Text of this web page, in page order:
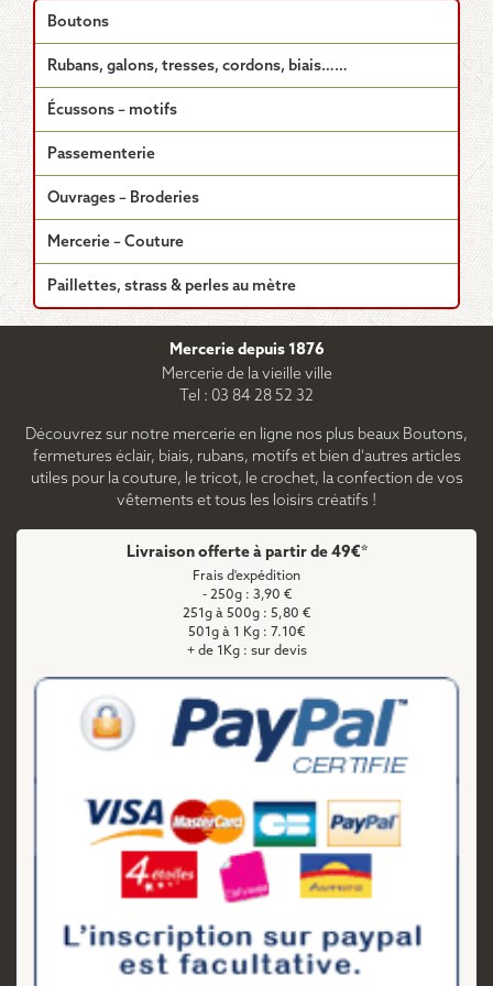
Boutons
Rubans, galons, tresses, cordons, biais……
Écussons – motifs
Passementerie
Ouvrages – Broderies
Mercerie – Couture
Paillettes, strass & perles au mètre
Mercerie depuis 1876
Mercerie de la vieille ville
Tel : 03 84 28 52 32
Découvrez sur notre mercerie en ligne nos plus beaux Boutons,
fermetures éclair, biais, rubans, motifs et bien d'autres articles
utiles pour la couture, le tricot, le crochet, la confection de vos
vêtements et tous les loisirs créatifs !
Livraison offerte à partir de 49€*
Frais d'expédition
- 250g : 3,90 €
251g à 500g : 5,80 €
501g à 1 Kg : 7.10€
+ de 1Kg : sur devis